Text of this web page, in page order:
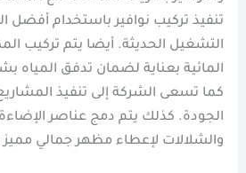
تنفيذ تركيب نوافير باستخدام أفضل
التشغيل الحديثة. أيضا يتم تركيب
المائية بعناية لضمان تدفق
كما تسعى الشركة إلى تنفيذ
الجودة. كذلك يتم دمج عناصر الإضاءة
والشلالات لإعطاء مظهر جمالي مميز